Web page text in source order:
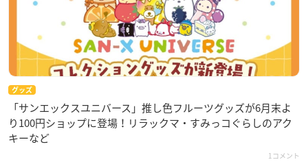
グッズ
「サンエックスユニバース」推し色フルーツグッズが6月末よ
り100円ショップに登場！リラックマ・すみっコぐらしのアク
キーなど
1コメント